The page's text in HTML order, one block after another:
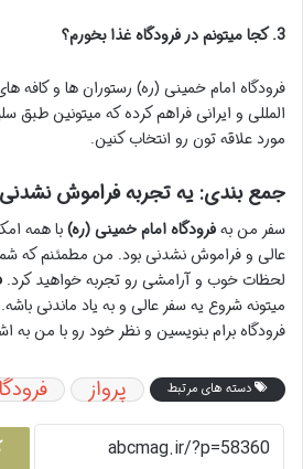
3. کجا میتونم در فرودگاه غذا بخورم؟
فرودگاه امام خمینی (ره) رستوران ها و کافه
المللی و ایرانی فراهم کرده که میتونین طبق
مورد علاقه تون رو انتخاب کنین.
جمع بندی: یه تجربه فراموش نشدنی
سفر من بهفرودگاه امام خمینی (ره)با همه
عالی و فراموش نشدنی بود. من مطمئنم که
لحظات خوب و آرامشی رو تجربه خواهید کرد.
میتونه شروع یه سفر عالی و به یاد ماندنی
فرودگاه برام بنویسین و نظر خود رو با من به
دسته های مرتبط پرواز